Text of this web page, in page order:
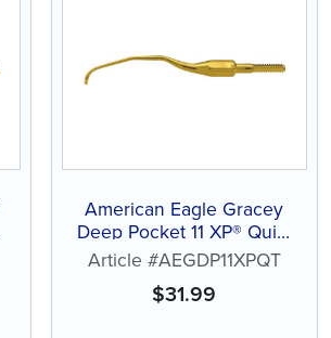
American Eagle Gracey
Deep Pocket 11 XP® Quik-
Tip™ sans affûtage
Article #AEGDP11XPQT
$31.99